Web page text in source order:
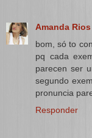
Amanda Rios
bom, só to
pq cada
parecen ser
segundo
pronuncia
Responder